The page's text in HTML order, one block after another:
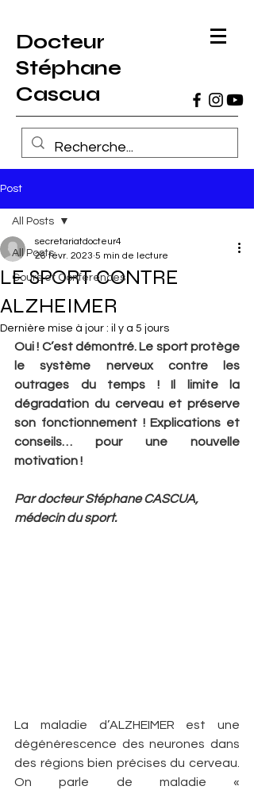
Docteur
Stéphane
Cascua
Post
All Posts
Cours et Conférences
All Posts
LE SPORT CONTRE
ALZHEIMER
secretariatdocteur4
26 févr. 2023 5 min de lecture
Dernière mise à jour : il y a 5 jours
Oui ! C’est démontré. Le sport protège
le système nerveux contre les
outrages du temps ! Il limite la
dégradation du cerveau et préserve
son fonctionnement ! Explications et
conseils… pour une nouvelle
motivation !
Par docteur Stéphane CASCUA,
médecin du sport.
La maladie d’ALZHEIMER est une
dégénérescence des neurones dans
des régions bien précises du cerveau.
On parle de maladie «